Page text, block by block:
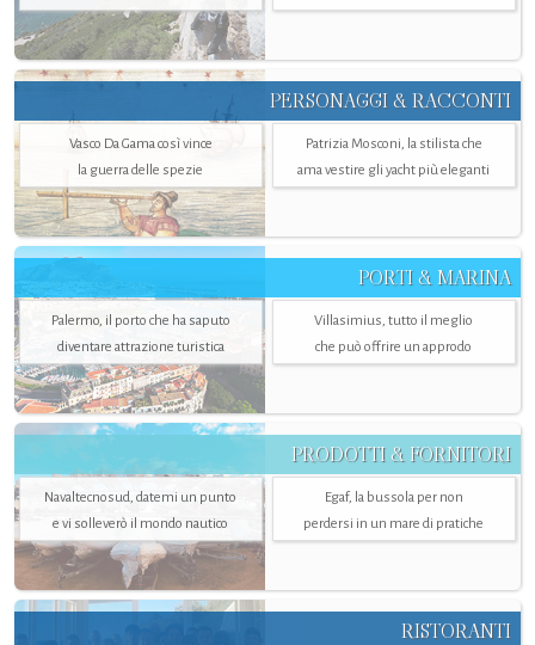
PERSONAGGI & RACCONTI
Vasco Da Gama così vince
la guerra delle spezie
Patrizia Mosconi, la stilista che
ama vestire gli yacht più eleganti
PORTI & MARINA
Palermo, il porto che ha saputo
diventare attrazione turistica
Villasimius, tutto il meglio
che può offrire un approdo
PRODOTTI & FORNITORI
Navaltecnosud, datemi un punto
e vi solleverò il mondo nautico
Egaf, la bussola per non
perdersi in un mare di pratiche
RISTORANTI